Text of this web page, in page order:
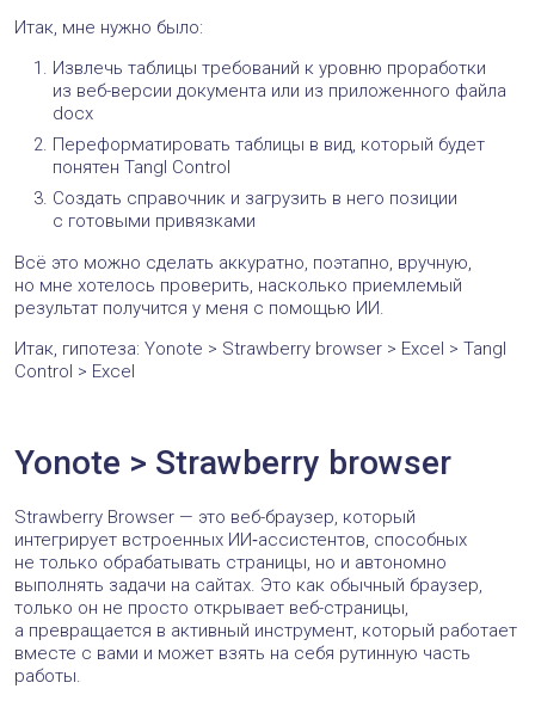
Итак, мне нужно было:
Извлечь таблицы требований к уровню проработки
из веб-версии документа или из приложенного файла
docx
Переформатировать таблицы в вид, который будет
понятен Tangl Control
Создать справочник и загрузить в него позиции
с готовыми привязками
Всё это можно сделать аккуратно, поэтапно, вручную,
но мне хотелось проверить, насколько приемлемый
результат получится у меня с помощью ИИ.
Итак, гипотеза: Yonote > Strawberry browser > Excel > Tangl
Control > Excel
Yonote > Strawberry browser
Strawberry Browser — это веб-браузер, который
интегрирует встроенных ИИ‑ассистентов, способных
не только обрабатывать страницы, но и автономно
выполнять задачи на сайтах. Это как обычный браузер,
только он не просто открывает веб-страницы,
а превращается в активный инструмент, который работает
вместе с вами и может взять на себя рутинную часть
работы.